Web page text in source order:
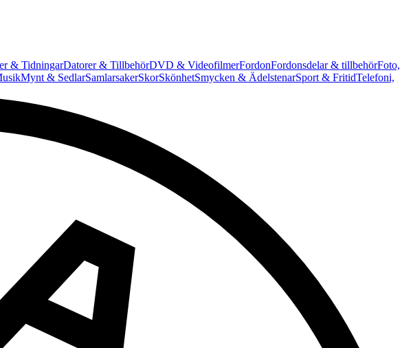
& TidningarDatorer & TillbehörDVD & VideofilmerFordonFordonsdelar & tillbehörFoto,
Mynt & SedlarSamlarsakerSkorSkönhetSmycken & ÄdelstenarSport & FritidTelefoni,